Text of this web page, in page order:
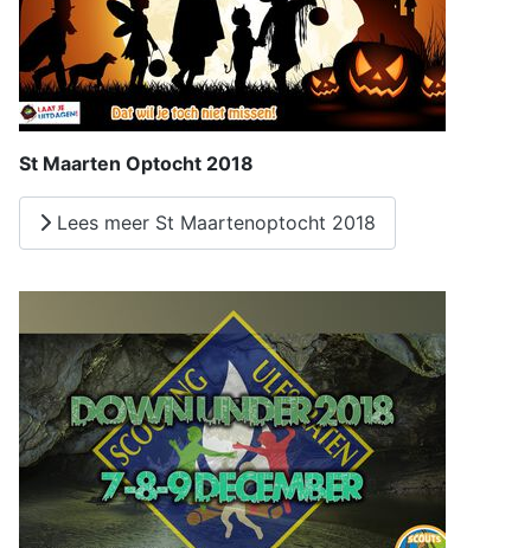
St Maarten Optocht 2018
Lees meer St Maartenoptocht 2018